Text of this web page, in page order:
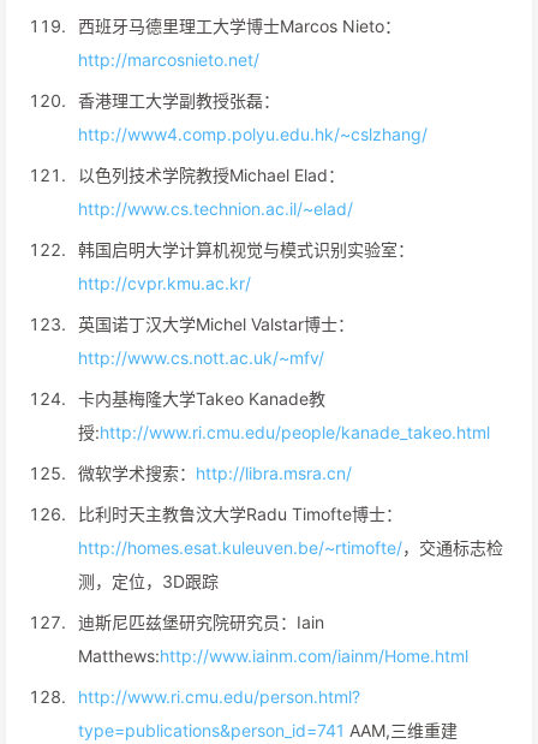
西班牙马德里理工大学博士Marcos Nieto：
http://marcosnieto.net/
香港理工大学副教授张磊：
http://www4.comp.polyu.edu.hk/~cslzhang/
以色列技术学院教授Michael Elad：
http://www.cs.technion.ac.il/~elad/
韩国启明大学计算机视觉与模式识别实验室：
http://cvpr.kmu.ac.kr/
英国诺丁汉大学Michel Valstar博士：
http://www.cs.nott.ac.uk/~mfv/
卡内基梅隆大学Takeo Kanade教
授:http://www.ri.cmu.edu/people/kanade_takeo.html
微软学术搜索： http://libra.msra.cn/
比利时天主教鲁汶大学Radu Timofte博士：
http://homes.esat.kuleuven.be/~rtimofte/，交通标志检
测，定位，3D跟踪
迪斯尼匹兹堡研究院研究员：Iain
Matthews:http://www.iainm.com/iainm/Home.html
http://www.ri.cmu.edu/person.html?
type=publications&person_id=741 AAM,三维重建